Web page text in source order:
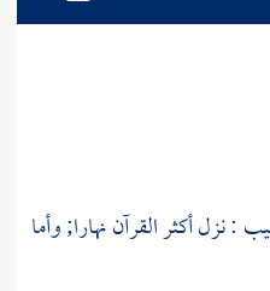
: نزل أكثر القرآن نهارا; وأما